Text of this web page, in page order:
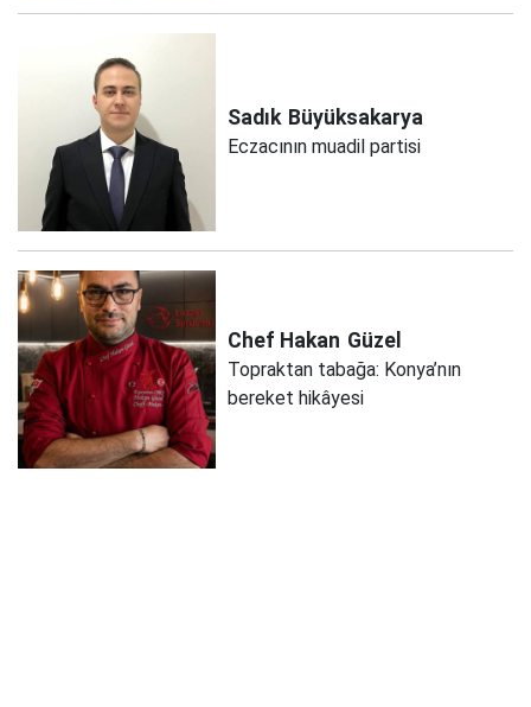
Sadık Büyüksakarya
Eczacının muadil partisi
Chef Hakan Güzel
Topraktan tabağa: Konya’nın
bereket hikâyesi